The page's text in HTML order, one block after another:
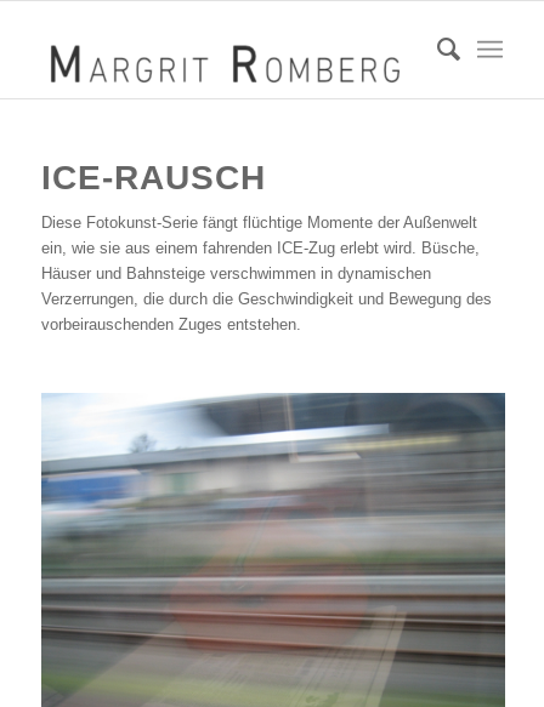
ICE-RAUSCH
Diese Fotokunst-Serie fängt flüchtige Momente der Außenwelt
ein, wie sie aus einem fahrenden ICE-Zug erlebt wird. Büsche,
Häuser und Bahnsteige verschwimmen in dynamischen
Verzerrungen, die durch die Geschwindigkeit und Bewegung des
vorbeirauschenden Zuges entstehen.